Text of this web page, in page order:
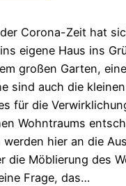
Corona-Zeit hat
eigene Haus ins
großen Garten,
sind auch die
für die
Wohntraums
werden hier an die
die Möblierung des
Frage, das…